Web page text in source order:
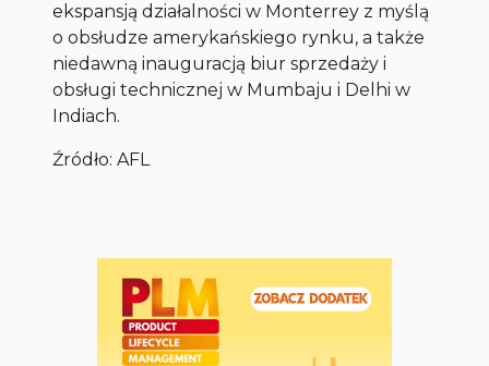
ekspansją działalności w Monterrey z myślą
o obsłudze amerykańskiego rynku, a także
niedawną inauguracją biur sprzedaży i
obsługi technicznej w Mumbaju i Delhi w
Indiach.
Źródło: AFL